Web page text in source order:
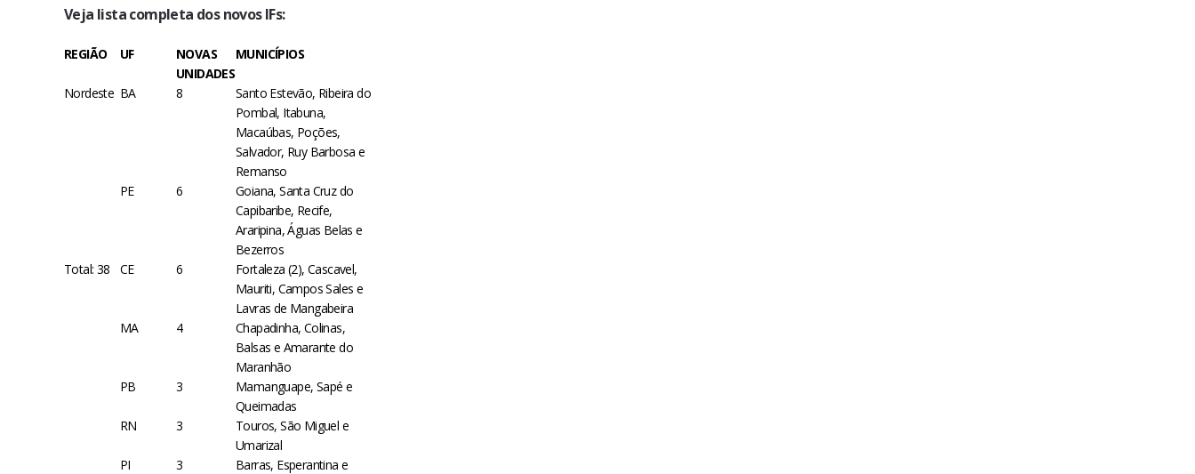
Veja lista completa dos novos IFs:
REGIÃO UF
NOVAS
UNIDADES
MUNICÍPIOS
Nordeste BA 8
Santo Estevão, Ribeira do
Pombal, Itabuna,
Macaúbas, Poções,
Salvador, Ruy Barbosa e
Remanso
PE
6
Goiana, Santa Cruz do
Capibaribe, Recife,
Araripina, Águas Belas e
Bezerros
Total: 38
CE 6
Fortaleza (2), Cascavel,
Mauriti, Campos Sales e
Lavras de Mangabeira
MA
4
Chapadinha, Colinas,
Balsas e Amarante do
Maranhão
PB
3
Mamanguape, Sapé e
Queimadas
RN
3
Touros, São Miguel e
Umarizal
PI
3
Barras, Esperantina e